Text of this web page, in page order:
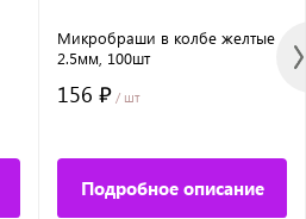
Микробраши в колбе желтые
2.5мм, 100шт
156 ₽ / шт
Подробное описание